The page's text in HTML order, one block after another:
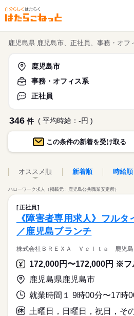
鹿児島県 鹿児島市、正社員、事務・オフ
鹿児島市
事務・オフィス系
正社員
346 件 ( 平均時給：-円 )
この条件の新着を受け取る
オススメ順 新着順 時給順
ハローワーク求人（掲載元：鹿児島公共職業安定所）
正社員
《障害者専用求人》フルタ
／鹿児島ブランチ
株式会社ＢＲＥＸＡ Ｖｅｌｔａ 鹿児島
鹿児島県鹿児島市
就業時間１ 9時00分〜17時
土曜日，日曜日，祝日，そ